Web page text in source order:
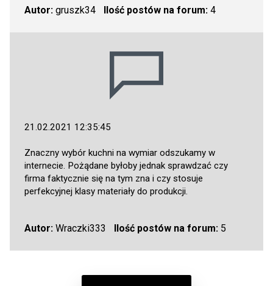
Autor: gruszk34 Ilość postów na forum:4
21.02.2021 12:35:45
Znaczny wybór kuchni na wymiar odszukamy w
internecie. Pożądane byłoby jednak sprawdzać czy
firma faktycznie się na tym zna i czy stosuje
perfekcyjnej klasy materiały do produkcji.
Autor: Wraczki333 Ilość postów na forum:5